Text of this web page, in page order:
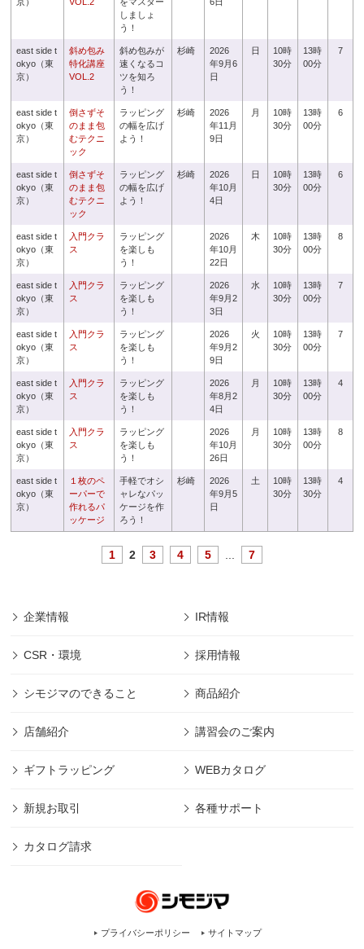
しましょ
う！
east side t
okyo（東
京）
斜め包み
特化講座
VOL.2
斜め包みが
速くなるコ
ツを知ろ
う！
杉崎
2026
年9月6
日
日
10時
30分
13時
00分
7
east side t
okyo（東
京）
倒さずそ
のまま包
むテクニ
ック
ラッピング
の幅を広げ
よう！
杉崎
2026
年11月
9日
月
10時
30分
13時
00分
6
east side t
okyo（東
京）
倒さずそ
のまま包
むテクニ
ック
ラッピング
の幅を広げ
よう！
杉崎
2026
年10月
4日
日
10時
30分
13時
00分
6
east side t
okyo（東
京）
入門クラ
ス
ラッピング
を楽しも
う！
2026
年10月
22日
木
10時
30分
13時
00分
8
east side t
okyo（東
京）
入門クラ
ス
ラッピング
を楽しも
う！
2026
年9月2
3日
水
10時
30分
13時
00分
7
east side t
okyo（東
京）
入門クラ
ス
ラッピング
を楽しも
う！
2026
年9月2
9日
火
10時
30分
13時
00分
7
east side t
okyo（東
京）
入門クラ
ス
ラッピング
を楽しも
う！
2026
年8月2
4日
月
10時
30分
13時
00分
4
east side t
okyo（東
京）
入門クラ
ス
ラッピング
を楽しも
う！
2026
年10月
26日
月
10時
30分
13時
00分
8
east side t
okyo（東
京）
１枚のペ
ーパーで
作れるパ
ッケージ
手軽でオシ
ャレなパッ
ケージを作
ろう！
杉崎
2026
年9月5
日
土
10時
30分
13時
30分
4
1 2 3 4 5 7
企業情報 IR情報
CSR・環境 採用情報
シモジマのできること 商品紹介
店舗紹介 講習会のご案内
ギフトラッピング WEBカタログ
新規お取引 各種サポート
カタログ請求
プライバシーポリシー サイトマップ